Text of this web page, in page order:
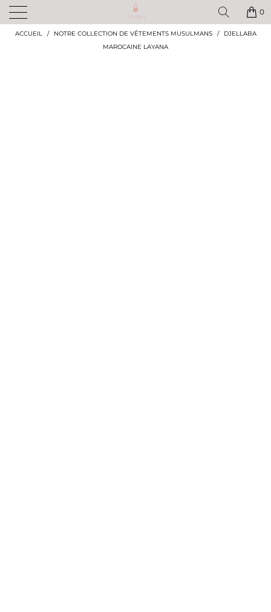
✨ BÉNÉFICIEZ DE -10% SUR TOUTE VOTRE COMMANDE AVEC LE CODE :
MISS10 ! ✨ 0
ACCUEIL / NOTRE COLLECTION DE VÊTEMENTS MUSULMANS /
DJELLABA
MAROCAINE LAYANA